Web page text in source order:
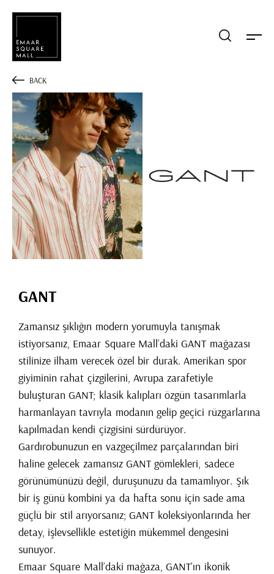
BACK
GANT
Zamansız şıklığın modern yorumuyla tanışmak
istiyorsanız, Emaar Square Mall’daki GANT mağazası
stilinize ilham verecek özel bir durak. Amerikan spor
giyiminin rahat çizgilerini, Avrupa zarafetiyle
buluşturan GANT; klasik kalıpları özgün tasarımlarla
harmanlayan tavrıyla modanın gelip geçici rüzgarlarına
kapılmadan kendi çizgisini sürdürüyor.
Gardırobunuzun en vazgeçilmez parçalarından biri
haline gelecek zamansız GANT gömlekleri, sadece
görünümünüzü değil, duruşunuzu da tamamlıyor. Şık
bir iş günü kombini ya da hafta sonu için sade ama
güçlü bir stil arıyorsanız; GANT koleksiyonlarında her
detay, işlevsellikle estetiğin mükemmel dengesini
sunuyor.
Emaar Square Mall’daki mağaza, GANT’ın ikonik
Mağaza, restaurant, etkinlik arama
POPÜLER ARAMALAR
Alışveriş Lezzet Eğlence
Kampanyalar Etkinlik